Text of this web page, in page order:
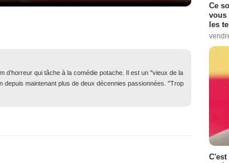
d’horreur qui tâche à la comédie potache. Il est un "vieux de la
depuis maintenant plus de deux décennies passionnées. "Trop
Ce
vous
les